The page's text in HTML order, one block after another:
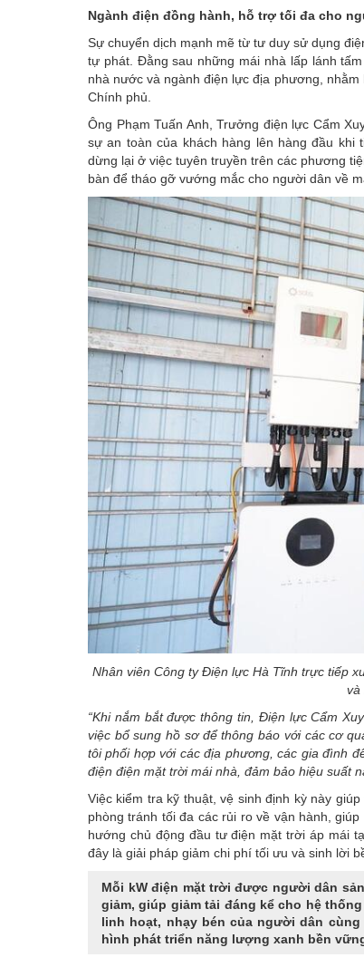
Ngành điện đồng hành, hỗ trợ tối đa cho
Sự chuyển dịch mạnh mẽ từ tư duy sử dụng
tự phát. Đằng sau những mái nhà lấp lánh
nhà nước và ngành điện lực địa phương,
Chính phủ.
Ông Phạm Tuấn Anh, Trưởng điện lực Cẩm
sự an toàn của khách hàng lên hàng đầu khi
dừng lại ở việc tuyên truyền trên các phương
bàn để tháo gỡ vướng mắc cho người dân về
Nhân viên Công ty Điện lực Hà Tĩnh trực tiếp
và
“Khi nắm bắt được thông tin, Điện lực Cẩm
việc bổ sung hồ sơ để thông báo với các cơ
tôi phối hợp với các địa phương, các gia đình
điện điện mặt trời mái nhà, đảm bảo hiệu suất
Việc kiểm tra kỹ thuật, vệ sinh định kỳ này
phòng tránh tối đa các rủi ro về vận hành,
hướng chủ động đầu tư điện mặt trời áp mái
đây là giải pháp giảm chi phí tối ưu và sinh lời
Mỗi kW điện mặt trời được người dân
giảm, giúp giảm tải đáng kể cho hệ
linh hoạt, nhạy bén của người dân
hình phát triển năng lượng xanh bền